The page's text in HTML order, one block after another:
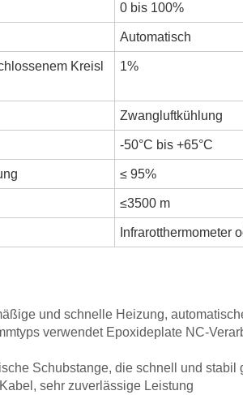
0 bis 100%
Automatisch
Kreisl
1%
Zwangluftkühlung
-50°C bis +65°C
≤ 95%
≤3500 m
Infrarotthermometer
und schnelle Heizung,
verwendet Epoxideplate NC-
Schubstange, die schnell und stabil
sehr zuverlässige Leistung